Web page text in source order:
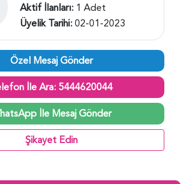
Aktif İlanları: 1 Adet
Üyelik Tarihi:02-01-2023
Özel Mesaj Gönder
İle Ara: 5444620044
İle Mesaj Gönder
Şikayet Edin